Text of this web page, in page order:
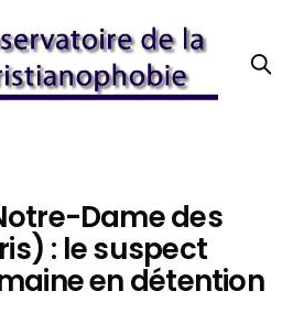
Dame des
: le suspect
en détention